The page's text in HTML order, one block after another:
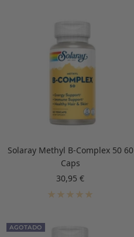
Solaray Methyl B-Complex 50 60
Caps
Precio
de
30,95 €
AGOTADO